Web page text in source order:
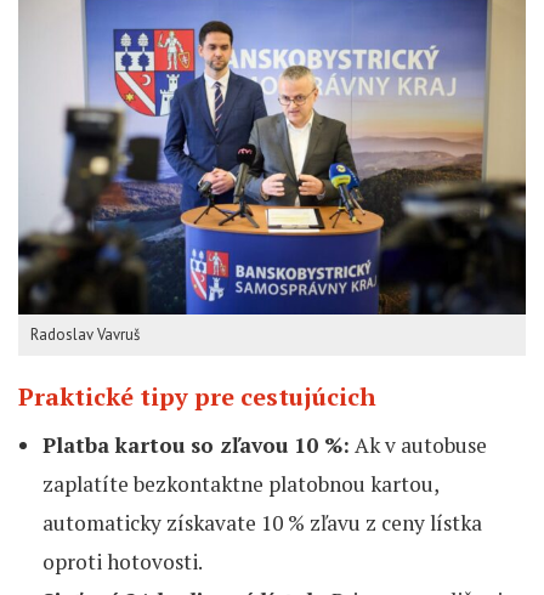
Radoslav Vavruš
Praktické tipy pre cestujúcich
Platba kartou so zľavou 10 %: Ak v autobuse
zaplatíte bezkontaktne platobnou kartou,
automaticky získavate 10 % zľavu z ceny lístka
oproti hotovosti.